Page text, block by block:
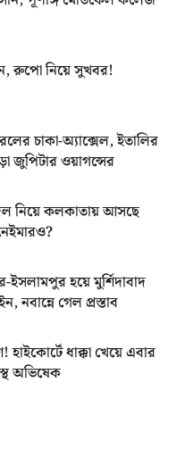
রুপো নিয়ে সুখবর!
চাকা-অ্যাক্সেল, ইতালির
জুপিটার ওয়াগন্সের
নিয়ে কলকাতায় আসছে
হয়ে মুর্শিদাবাদ
নবান্নে গেল প্রস্তাব
হাইকোর্টে ধাক্কা খেয়ে এবার
অভিষেক